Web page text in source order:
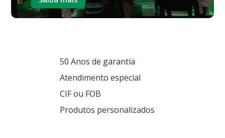
50 Anos de garantia
Atendimento especial
CIF ou FOB
Produtos personalizados